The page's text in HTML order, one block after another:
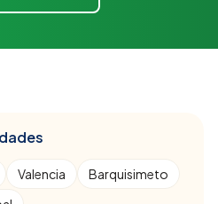
Valencia
Barquisimeto